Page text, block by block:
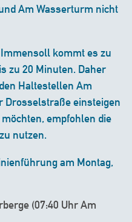
Am Wasserturm nicht
kommt es zu
zu 20 Minuten. Daher
Haltestellen Am
Drosselstraße einsteigen
empfohlen die
nutzen.
am Montag,
(07:40 Uhr Am